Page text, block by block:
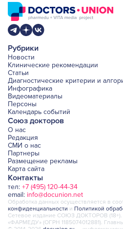
Рубрики
Новости
Клинические рекомендации
Статьи
Диагностические критерии и
Инфографика
Видеоматериалы
Персоны
Календарь событий
Союз докторов
О нас
Редакция
СМИ о нас
Партнеры
Размещение рекламы
Карта сайта
Контакты
тел: +7 (495) 120-44-34
email: info@docunion.net
Обработка данных осуществляется в
конфиденциальности и Политикой
Сетевое издание СОЮЗ ДОКТОРОВ
«ФАРМЕДУ» (ОГРН 1185074012881).